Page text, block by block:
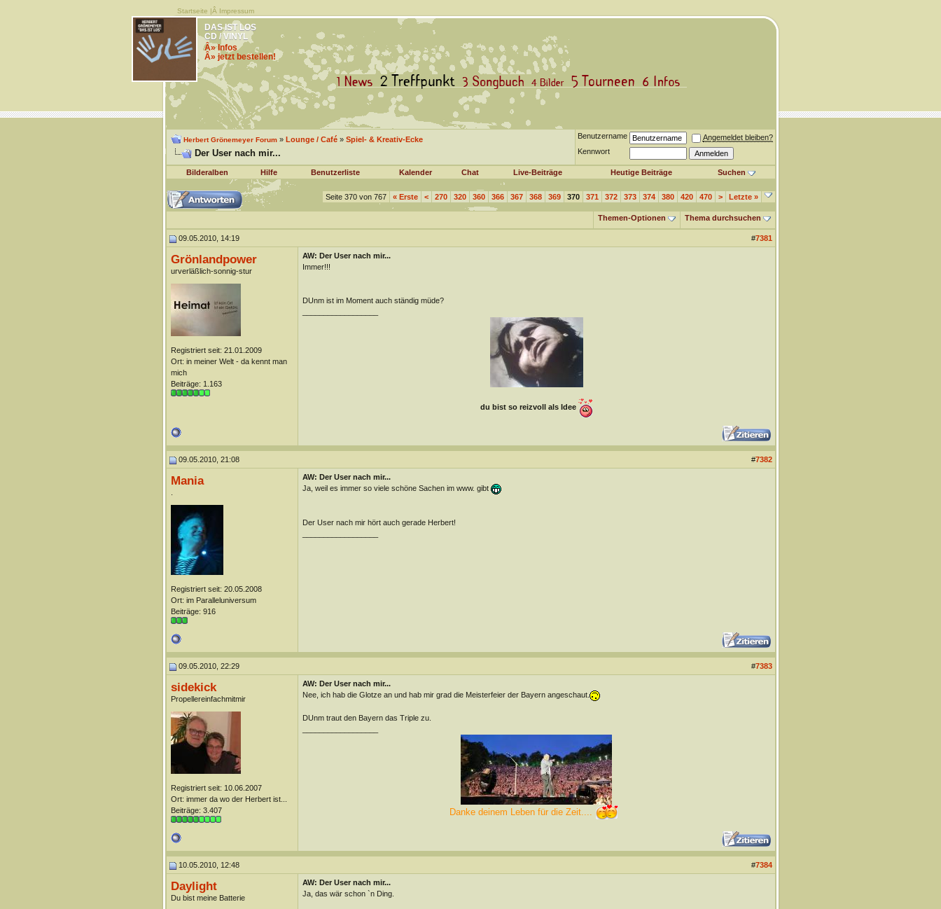
Startseite |Â Impressum
DAS IST LOS
CD / VINYL
Â» Infos
Â» jetzt bestellen!
Herbert Grönemeyer Forum» Lounge / Café» Spiel- & Kreativ-Ecke
Der User nach mir...
Benutzername
Angemeldet bleiben?
Kennwort
Bilderalben Hilfe Benutzerliste Kalender Chat Live-Beiträge Heutige Beiträge Suchen
Seite 370 von 767 «Erste < 270 320 360 366 367 368 369 370 371 372 373 374 380 420 470 > Letzte »
Themen-Optionen Thema durchsuchen
09.05.2010, 14:19 #7381
Grönlandpower
urverläßlich-sonnig-stur
Registriert seit: 21.01.2009
Ort: in meiner Welt - da kennt man
mich
Beiträge: 1.163
AW: Der User nach mir...
Immer!!!
DUnm ist im Moment auch ständig müde?
du bist so reizvoll als Idee
09.05.2010, 21:08 #7382
Mania
Registriert seit: 20.05.2008
Ort: im Paralleluniversum
Beiträge: 916
AW: Der User nach mir...
Ja, weil es immer so viele schöne Sachen im www. gibt
Der User nach mir hört auch gerade Herbert!
09.05.2010, 22:29 #7383
sidekick
Propellereinfachmitmir
Registriert seit: 10.06.2007
Ort: immer da wo der Herbert ist...
Beiträge: 3.407
AW: Der User nach mir...
Nee, ich hab die Glotze an und hab mir grad die Meisterfeier der Bayern angeschaut.
DUnm traut den Bayern das Triple zu.
Danke deinem Leben für die Zeit....
10.05.2010, 12:48 #7384
Daylight
Du bist meine Batterie
AW: Der User nach mir...
Ja, das wär schon `n Ding.